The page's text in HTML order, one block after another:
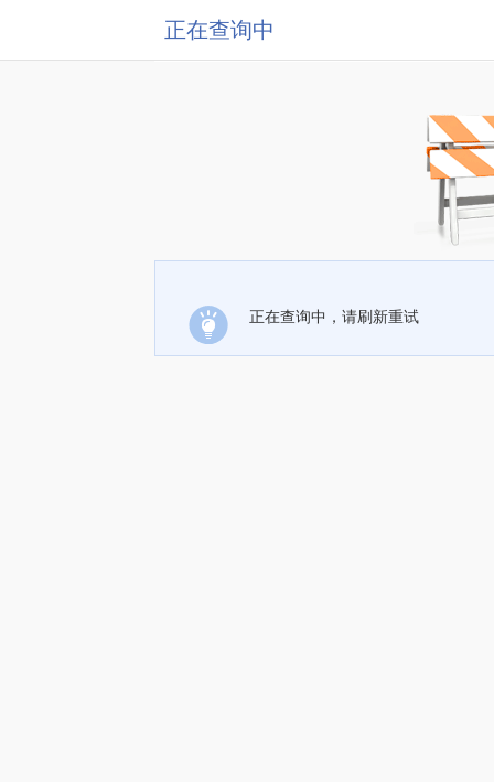
正在查询中
正在查询中，请刷新重试